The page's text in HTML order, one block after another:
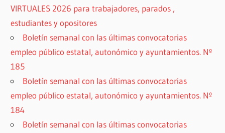
VIRTUALES 2026 para trabajadores, parados ,
estudiantes y opositores
Boletín semanal con las últimas convocatorias
empleo público estatal, autonómico y ayuntamientos. Nº
185
Boletín semanal con las últimas convocatorias
empleo público estatal, autonómico y ayuntamientos. Nº
184
Boletín semanal con las últimas convocatorias